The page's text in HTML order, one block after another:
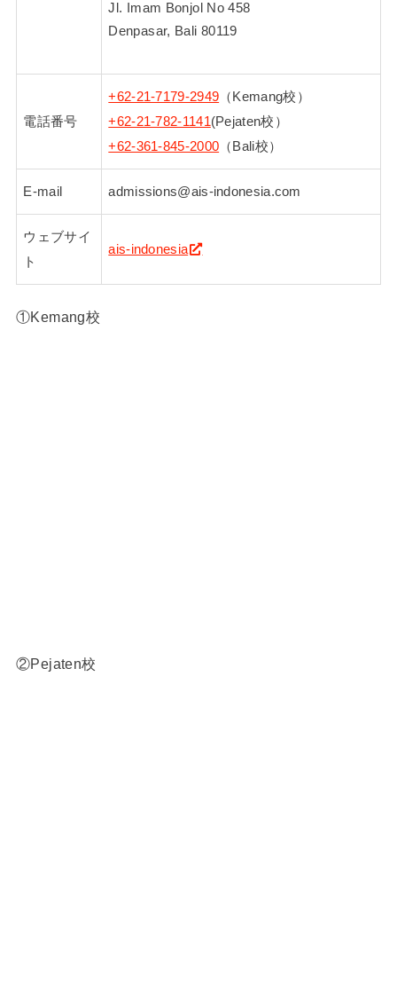
Jl. Imam Bonjol No 458
Denpasar, Bali 80119
電話番号
+62-21-7179-2949 （Kemang校）
+62-21-782-1141(Pejaten校）
+62-361-845-2000 （Bali校）
E-mail admissions@ais-indonesia.com
ウェブサイ
ト
ais-indonesia
①Kemang校
②Pejaten校